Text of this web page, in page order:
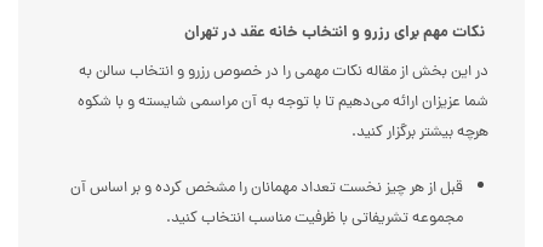
نکات مهم برای رزرو و انتخاب خانه عقد در تهران
در این بخش از مقاله نکات مهمی را در خصوص رزرو و انتخاب سالن به
شما عزیزان ارائه می‌دهیم تا با توجه به آن مراسمی شایسته و با شکوه
هرچه بیشتر برگزار کنید.
قبل از هر چیز نخست تعداد مهمانان را مشخص کرده و بر اساس آن
مجموعه تشریفاتی با ظرفیت مناسب انتخاب کنید.